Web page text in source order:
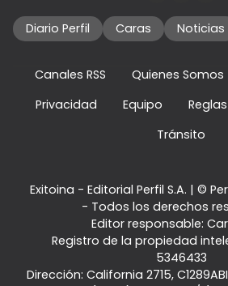
Diario Perfil Caras Noticias
Canales RSS Quienes Somos
Privacidad
Equipo
Tránsito
Exitoina - Editorial Perfil S.A. | ©
- Todos los derechos
Editor responsable:
Registro de la propiedad
5346433
Dirección: California 2715, C1289ABI